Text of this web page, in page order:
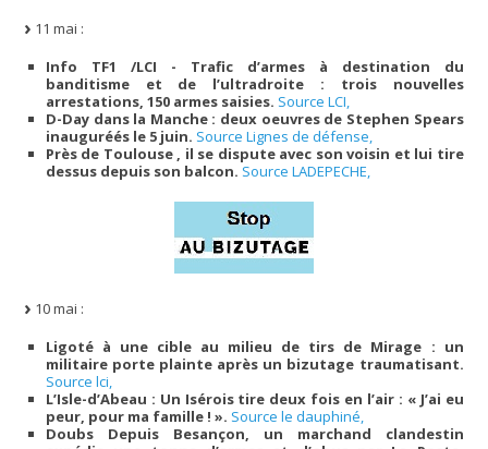
11 mai :
Info TF1 /LCI - Trafic d’armes à destination du
banditisme et de l’ultradroite : trois nouvelles
arrestations, 150 armes saisies. Source LCI,
D-Day dans la Manche : deux oeuvres de Stephen Spears
inauguréés le 5 juin. Source Lignes de défense,
Près de Toulouse , il se dispute avec son voisin et lui tire
dessus depuis son balcon. Source LADEPECHE,
10 mai :
Ligoté à une cible au milieu de tirs de Mirage : un
militaire porte plainte après un bizutage traumatisant.
Source lci,
L’Isle-d’Abeau : Un Isérois tire deux fois en l’air : « J’ai eu
peur, pour ma famille ! ». Source le dauphiné,
Doubs Depuis Besançon, un marchand clandestin